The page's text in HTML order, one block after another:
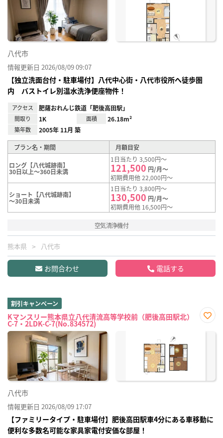
八代市
情報更新日 2026/08/09 09:07
【独立洗面台付・駐車場付】八代中心街・八代市役所へ徒歩圏
内 バストイレ別温水洗浄便座物件！
アクセス 肥薩おれんじ鉄道「肥後高田駅」
間取り 1K 面積 26.18m²
築年数 2005年 11月 築
プラン名・期間 月額目安
ロング【八代城跡南】
30日以上～360日未満
1日当たり 3,500円～
121,500 円/月～
初期費用他 22,000円～
ショート【八代城跡南】
～30日未満
1日当たり 3,800円～
130,500 円/月～
初期費用他 16,500円～
空気清浄機付
熊本県 八代市
お問合わせ 電話する
割引キャンペーン
Kマンスリー熊本県立八代清流高等学校前（肥後高田駅北）
C-7・2LDK-C-7(No.834572)
に入
八代市
情報更新日 2026/08/09 17:07
【ファミリータイプ・駐車場付】肥後高田駅車4分にある車移動に
便利な多数名可能な家具家電付安価な部屋！